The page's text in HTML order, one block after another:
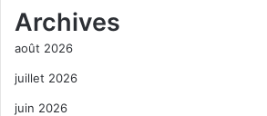
Archives
août 2026
juillet 2026
juin 2026